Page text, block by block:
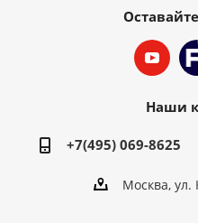
Наши
+7(495) 069-8625
Москва, ул.